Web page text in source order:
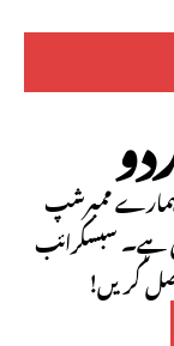
ہمارے ممبرشپ
ہے۔ سبسکرائب
کریں!